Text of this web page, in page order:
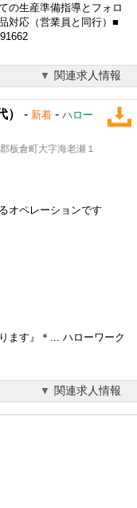
の生産準備指導とフォロ
対応（営業員と同行）■
関連求人情報
- 新着 - ハロー
板倉町大字海老瀬１
オペレーションです
ます』＊... ハローワーク
関連求人情報